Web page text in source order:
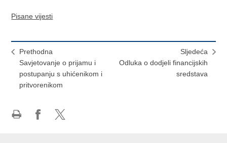
Pisane vijesti
Prethodna
Savjetovanje o prijamu i
postupanju s uhićenikom i
pritvorenikom
Sljedeća
Odluka o dodjeli financijskih
sredstava